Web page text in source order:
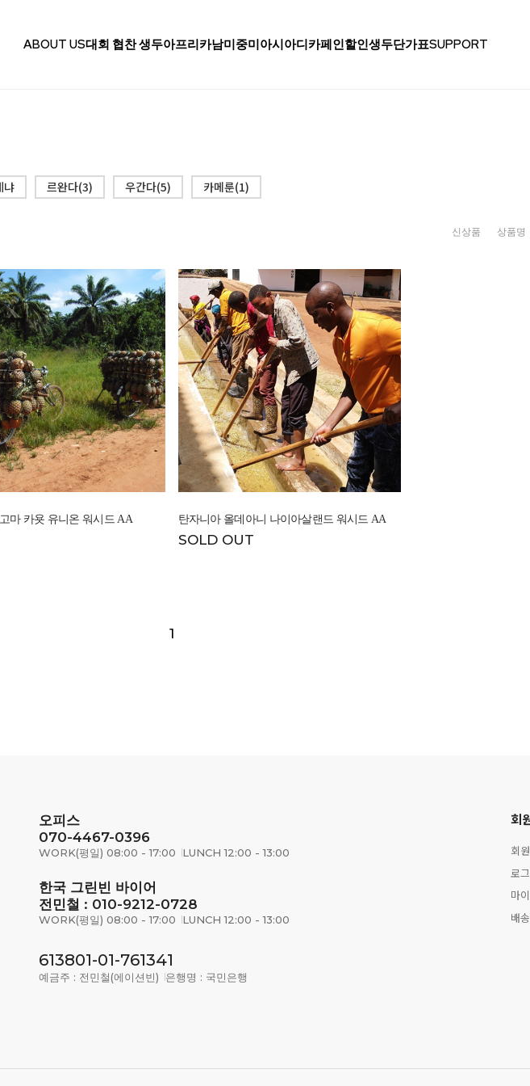
ABOUT US대회 협찬 생두아프리카남미중미아시아디카페인할인생두단가표SUPPORT
냐 르완다(3) 우간다(5) 카메룬(1)
신상품 상품명
마 카욧 유니온 워시드 AA 탄자니아 올데아니 나이아살랜드 워시드 AA
SOLD OUT
1
오피스
070-4467-0396
WORK(평일) 08:00 - 17:00 LUNCH 12:00 - 13:00
한국 그린빈 바이어
전민철 : 010-9212-0728
WORK(평일) 08:00 - 17:00 LUNCH 12:00 - 13:00
613801-01-761341
예금주 : 전민철(에이션빈) 은행명 : 국민은행
회
회
로
마
배